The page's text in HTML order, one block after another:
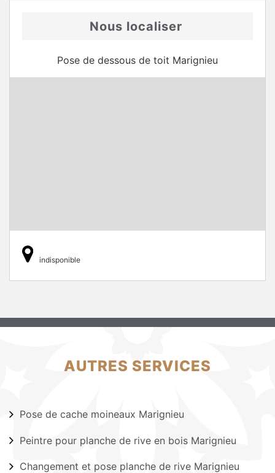
Nous localiser
Pose de dessous de toit Marignieu
indisponible
AUTRES SERVICES
Pose de cache moineaux Marignieu
Peintre pour planche de rive en bois Marignieu
Changement et pose planche de rive Marignieu